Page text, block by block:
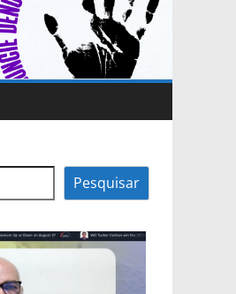
Pesquisar